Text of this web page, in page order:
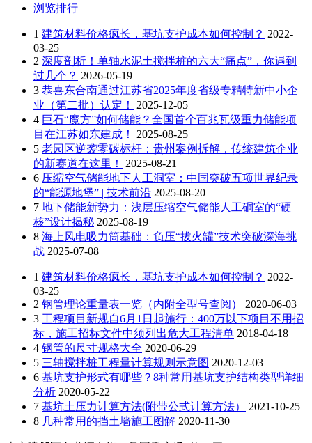
浏览排行
1 建筑材料价格疯长，基坑支护成本如何控制？ 2022-
03-25
2 深度剖析！单轴水泥土搅拌桩的六大“痛点”，你遇到
过几个？ 2026-05-19
3 恭喜东合南通过江苏省2025年度省级专精特新中小企
业（第二批）认定！
2025-12-05
4 巨石“魔方”如何储能？全国首个百兆瓦级重力储能项
目在江苏如东建成！
2025-08-25
5 老园区逆袭零碳标杆：贵州案例拆解，传统建筑企业
的新赛道在这里！
2025-08-21
6 压缩空气储能地下人工洞室：中国突破五项世界纪录
的“能源地堡” | 技术前沿 2025-08-20
7 地下储能新势力：浅层压缩空气储能人工硐室的“硬
核”设计揭秘 2025-08-19
8 海上风电吸力筒基础：负压“拔火罐”技术突破深海挑
战 2025-07-08
1 建筑材料价格疯长，基坑支护成本如何控制？ 2022-
03-25
2 钢管理论重量表一览（内附全型号查阅）
2020-06-03
3 工程项目新规自6月1日起施行：400万以下项目不用招
标，施工招标文件中须列出危大工程清单 2018-04-18
4 钢管的尺寸规格大全 2020-06-29
5 三轴搅拌桩工程量计算规则示意图 2020-12-03
6 基坑支护形式有哪些？8种常用基坑支护结构类型详细
分析 2020-05-22
7 基坑土压力计算方法(附带公式计算方法）
2021-10-25
8 几种常用的挡土墙施工图解 2020-11-30